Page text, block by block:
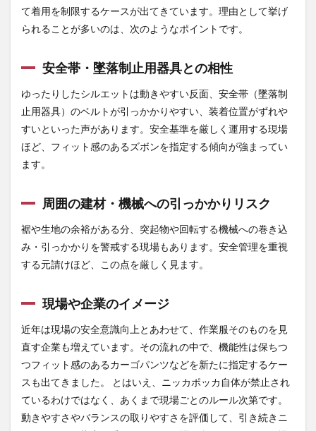
にぴ
った
りと
い
4.2
自分
のサ
イズ
を正
4.3
がり
寸法
とヌ
ード
方を
する
4.4
着心
地を
試着
や口
コミ
て着用を制限するケースが出てきています。理由として挙げ
られることが多いのは、次のようなポイントです。
安全帯・墜落制止用器具との相性
ゆったりしたシルエットは動きやすい反面、安全帯（墜落制
止用器具）のベルトが引っかかりやすい、装着位置がずれや
すいといった声があります。安全基準を厳しく運用する現場
ほど、フィット感のあるズボンを指定する傾向が強まってい
ます。
周囲の建材・機械への引っかかりリスク
裾や生地の余裕がある分、突起物や回転する機械への巻き込
み・引っかかりを警戒する現場もあります。安全管理を重視
する元請けほど、この点を厳しく見ます。
現場や企業のイメージ
近年は現場の安全意識向上とあわせて、作業服そのものを見
直す企業も増えています。その流れの中で、機能性は保ちつ
つフィット感のあるカーゴパンツなどを新たに指定するケー
スも出てきました。 とはいえ、ニッカポッカ自体が禁止され
ているわけではなく、あくまで現場ごとのルール次第です。
動きやすさやバランスの取りやすさを評価して、引き続きニ